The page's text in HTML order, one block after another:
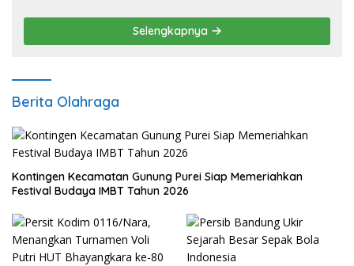
Selengkapnya
Berita Olahraga
Kontingen Kecamatan Gunung Purei Siap Memeriahkan
Festival Budaya IMBT Tahun 2026